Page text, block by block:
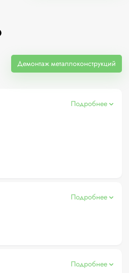
Демонтаж металлоконструкций
Подробнее
Подробнее
Подробнее